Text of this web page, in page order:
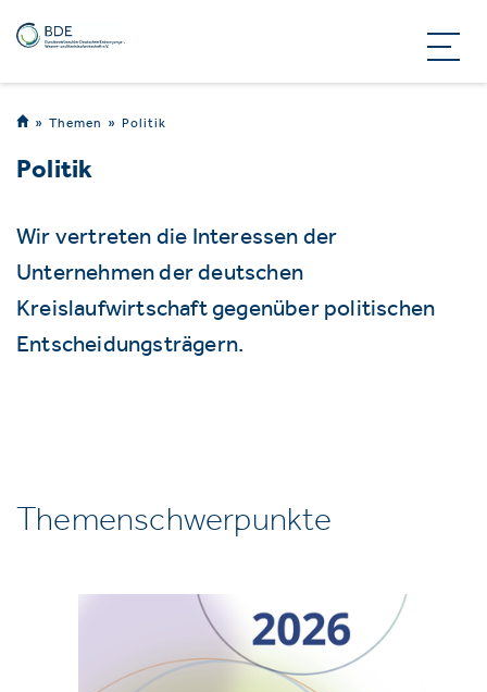
Themen Politik
Politik
Wir vertreten die Interessen der
Unternehmen der deutschen
Kreislaufwirtschaft gegenüber politischen
Entscheidungsträgern.
Themenschwerpunkte